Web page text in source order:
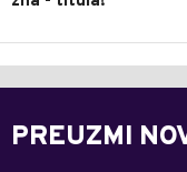
PREUZMI